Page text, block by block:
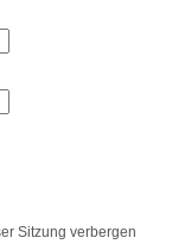
Sitzung verbergen